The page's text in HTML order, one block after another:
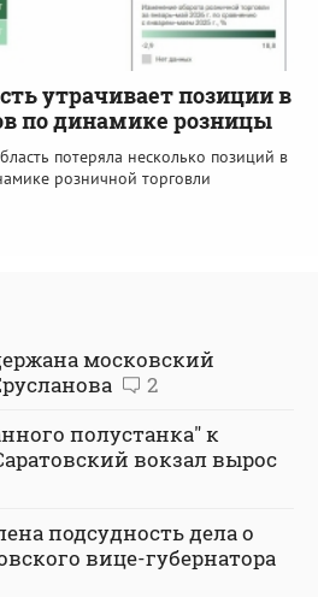
утрачивает позиции в
по динамике розницы
потеряла несколько позиций в
розничной торговли
московский
2
полустанка" к
вокзал вырос
подсудность дела о
вице-губернатора